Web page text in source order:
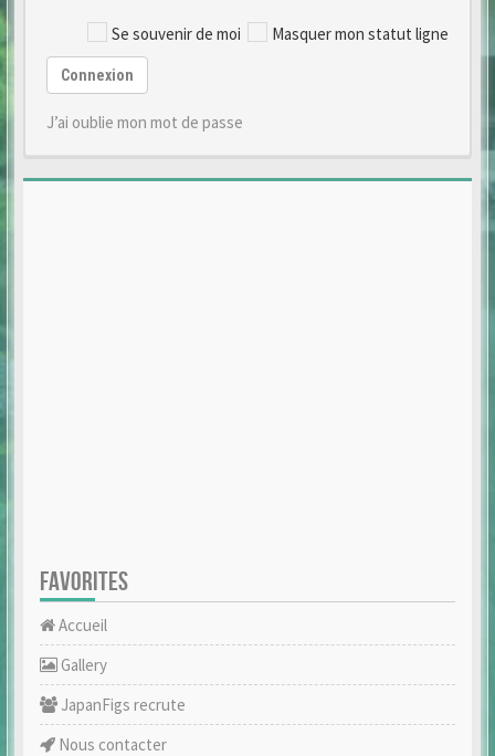
Se souvenir de moi Masquer mon statut ligne
Connexion
J’ai oublie mon mot de passe
FAVORITES
Accueil
Gallery
JapanFigs recrute
Nous contacter